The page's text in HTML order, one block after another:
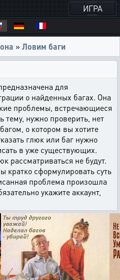
ИГРА
» Ловим баги
для
о найденных багах. Она
проблемы, встречающиеся
тему, нужно проверить, нет
о котором вы хотите
глюк или баг нужно
в уже существующих.
рассматриваться не будут.
кратко сформулировать суть
проблема произошла
укажите аккаунт,